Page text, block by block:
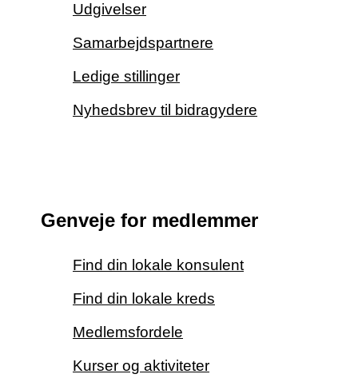
Udgivelser
Samarbejdspartnere
Ledige stillinger
Nyhedsbrev til bidragydere
Genveje for medlemmer
Find din lokale konsulent
Find din lokale kreds
Medlemsfordele
Kurser og aktiviteter